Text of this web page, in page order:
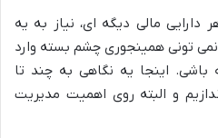
مالی دیگه ای، نیاز به یه
تونی همینجوری چشم بسته وارد
باشی. اینجا یه نگاهی به چند تا
و البته روی اهمیت مدیریت